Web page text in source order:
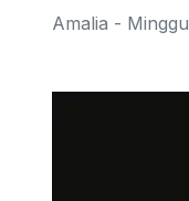
Amalia - Minggu